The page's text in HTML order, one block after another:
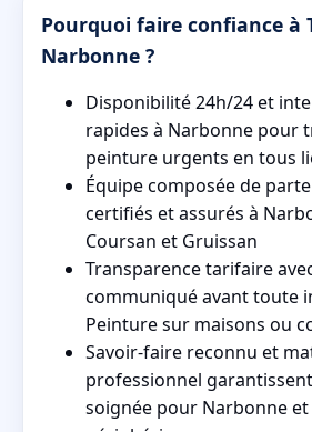
Pourquoi faire confiance à
Narbonne ?
Disponibilité 24h/24 et
rapides à Narbonne pour
peinture urgents en tous
Équipe composée de
certifiés et assurés à
Coursan et Gruissan
Transparence tarifaire
communiqué avant toute
Peinture sur maisons ou
Savoir-faire reconnu et
professionnel
soignée pour Narbonne